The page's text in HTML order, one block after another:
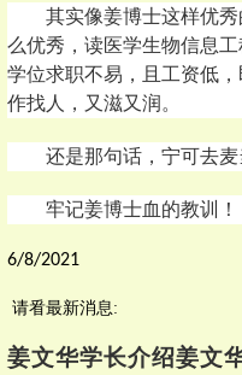
其实像姜博士这样优
么优秀，读医学生物信息
学位求职不易，且工资低
作找人，又滋又润。
还是那句话，宁可去麦
牢记姜博士血的教训！
6/8/2021
请㸔最新消息:
姜文华学长介绍姜文